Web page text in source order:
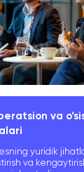
va
yuridik
va